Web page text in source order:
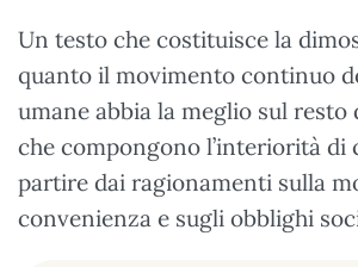
Un testo che costituisce la
quanto il movimento continuo
umane abbia la meglio sul resto
che compongono l’interiorità di
partire dai ragionamenti sulla
convenienza e sugli obblighi